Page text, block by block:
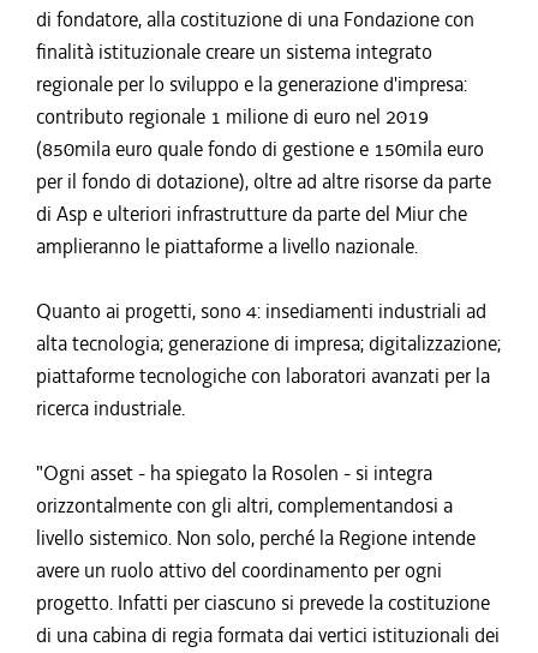
di fondatore, alla costituzione di una Fondazione con
finalità istituzionale creare un sistema integrato
regionale per lo sviluppo e la generazione d'impresa:
contributo regionale 1 milione di euro nel 2019
(850mila euro quale fondo di gestione e 150mila euro
per il fondo di dotazione), oltre ad altre risorse da parte
di Asp e ulteriori infrastrutture da parte del Miur che
amplieranno le piattaforme a livello nazionale.
Quanto ai progetti, sono 4: insediamenti industriali ad
alta tecnologia; generazione di impresa; digitalizzazione;
piattaforme tecnologiche con laboratori avanzati per la
ricerca industriale.
"Ogni asset - ha spiegato la Rosolen - si integra
orizzontalmente con gli altri, complementandosi a
livello sistemico. Non solo, perché la Regione intende
avere un ruolo attivo del coordinamento per ogni
progetto. Infatti per ciascuno si prevede la costituzione
di una cabina di regia formata dai vertici istituzionali dei